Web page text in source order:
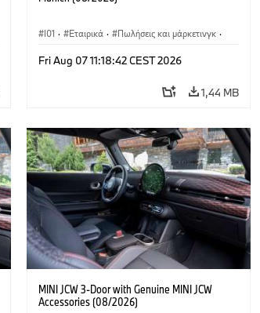
I01 · Εταιρικά · Πωλήσεις και μάρκετινγκ ·
BMW i
Fri Aug 07 11:18:42 CEST 2026
1,44 MB
MINI JCW 3-Door with Genuine MINI JCW
Accessories (08/2026)